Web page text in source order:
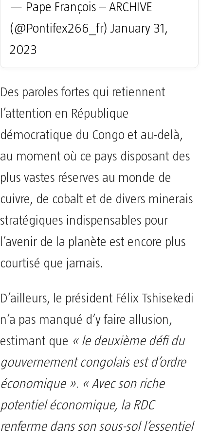
— Pape François – ARCHIVE
(@Pontifex266_fr) January 31,
2023
Des paroles fortes qui retiennent
l’attention en République
démocratique du Congo et au-delà,
au moment où ce pays disposant des
plus vastes réserves au monde de
cuivre, de cobalt et de divers minerais
stratégiques indispensables pour
l’avenir de la planète est encore plus
courtisé que jamais.
D’ailleurs, le président Félix Tshisekedi
n’a pas manqué d’y faire allusion,
estimant que « le deuxième défi du
gouvernement congolais est d’ordre
économique ». « Avec son riche
potentiel économique, la RDC
renferme dans son sous-sol l’essentiel